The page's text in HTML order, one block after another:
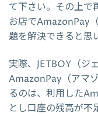
て下さい。その上で
お店でAmazonPay
題を解決できると思
実際、JETBOY（ジ
AmazonPay（アマ
るのは、利用した
とし口座の残高が不